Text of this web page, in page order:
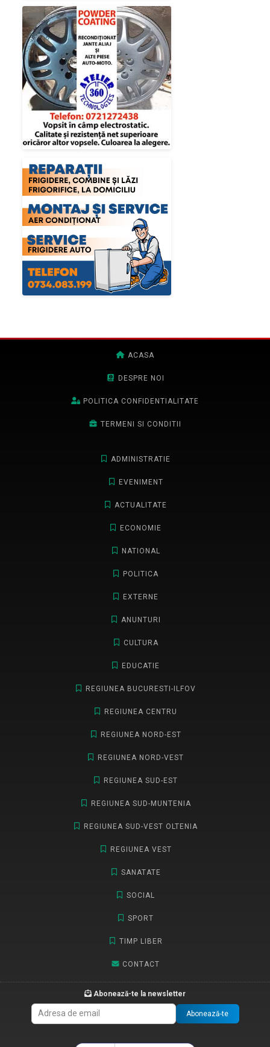
ACASA
DESPRE NOI
POLITICA CONFIDENTIALITATE
TERMENI SI CONDITII
ADMINISTRATIE
EVENIMENT
ACTUALITATE
ECONOMIE
NATIONAL
POLITICA
EXTERNE
ANUNTURI
CULTURA
EDUCATIE
REGIUNEA BUCURESTI-ILFOV
REGIUNEA CENTRU
REGIUNEA NORD-EST
REGIUNEA NORD-VEST
REGIUNEA SUD-EST
REGIUNEA SUD-MUNTENIA
REGIUNEA SUD-VEST OLTENIA
REGIUNEA VEST
SANATATE
SOCIAL
SPORT
TIMP LIBER
CONTACT
Abonează-te la newsletter
Abonează-te